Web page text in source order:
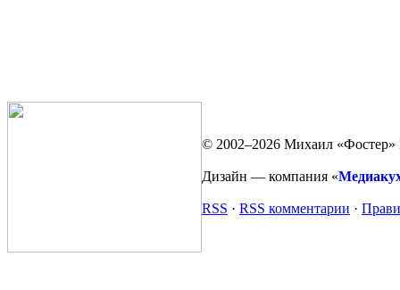
© 2002–2026 Михаил «Фостер»
Дизайн — компания «
RSS · RSS комментарии ·